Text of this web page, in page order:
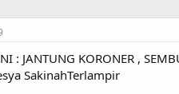
: JANTUNG KORONER ,
SakinahTerlampir